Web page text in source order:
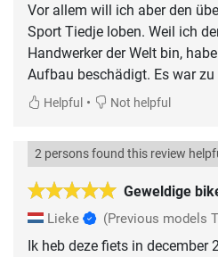
Vor allem will ich aber den
Sport Tiedje loben. Weil ich
Handwerker der Welt bin,
Aufbau beschädigt. Es war zu
Helpful • Not helpful
Geweldige
2 persons found this review
Lieke (Previous models
Ik heb deze fiets in december